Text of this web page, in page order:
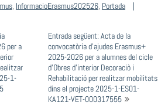
, InformacioErasmus202526, Portada
per a
1-
Entrada següent: Acta de la
convocatòria d’ajudes Erasmus+
2025-2026 per a alumnes del cicle
d’Obres d’interior Decoraciò i
Rehabilitació per realitzar mobilitats
dins el projecte 2025-1-ES01-
KA121-VET-000317555